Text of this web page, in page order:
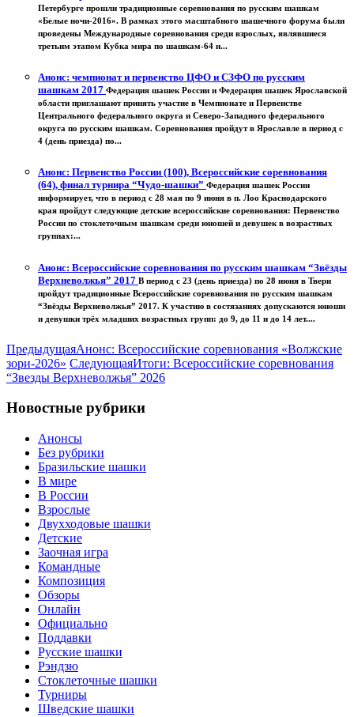
Петербурге прошли традиционные соревнования по русским шашкам
«Белые ночи-2016». В рамках этого масштабного шашечного форума были
проведены Международные соревнования среди взрослых, являвшиеся
третьим этапом Кубка мира по шашкам-64 и...
Анонс: чемпионат и первенство ЦФО и СЗФО по русским
шашкам 2017 Федерация шашек России и Федерация шашек Ярославской
области приглашают принять участие в Чемпионате и Первенстве
Центрального федерального округа и Северо-Западного федерального
округа по русским шашкам. Соревнования пройдут в Ярославле в период с
4 (день приезда) по...
Анонс: Первенство России (100), Всероссийские соревнования
(64), финал турнира “Чудо-шашки” Федерация шашек России
информирует, что в период с 28 мая по 9 июня в п. Лоо Краснодарского
края пройдут следующие детские всероссийские соревнования: Первенство
России по стоклеточным шашкам среди юношей и девушек в возрастных
группах:...
Анонс: Всероссийские соревнования по русским шашкам “Звёзды
Верхневолжья” 2017 В период с 23 (день приезда) по 28 июня в Твери
пройдут традиционные Всероссийские соревнования по русским шашкам
“Звёзды Верхневолжья” 2017. К участию в состязаниях допускаются юноши
и девушки трёх младших возрастных групп: до 9, до 11 и до 14 лет....
ПредыдущаяАнонс: Всероссийские соревнования «Волжские
зори-2026» СледующаяИтоги: Всероссийские соревнования
“Звезды Верхневолжья” 2026
Новостные рубрики
Анонсы
Без рубрики
Бразильские шашки
В мире
В России
Взрослые
Двухходовые шашки
Детские
Заочная игра
Командные
Композиция
Обзоры
Онлайн
Официально
Поддавки
Русские шашки
Рэндзю
Стоклеточные шашки
Турниры
Шведские шашки